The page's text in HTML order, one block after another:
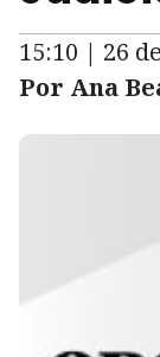
15:10 | 26
Por Ana